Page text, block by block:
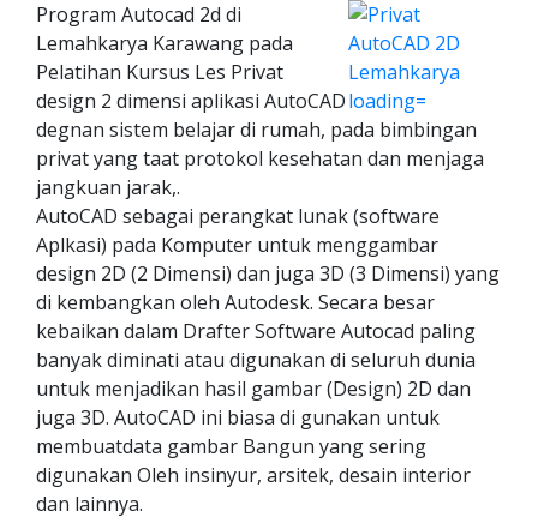
Program Autocad 2d di
Lemahkarya Karawang pada
Pelatihan Kursus Les Privat
design 2 dimensi aplikasi AutoCAD
degnan sistem belajar di rumah, pada bimbingan
privat yang taat protokol kesehatan dan menjaga
jangkuan jarak,.
AutoCAD sebagai perangkat lunak (software
Aplkasi) pada Komputer untuk menggambar
design 2D (2 Dimensi) dan juga 3D (3 Dimensi) yang
di kembangkan oleh Autodesk. Secara besar
kebaikan dalam Drafter Software Autocad paling
banyak diminati atau digunakan di seluruh dunia
untuk menjadikan hasil gambar (Design) 2D dan
juga 3D. AutoCAD ini biasa di gunakan untuk
membuatdata gambar Bangun yang sering
digunakan Oleh insinyur, arsitek, desain interior
dan lainnya.